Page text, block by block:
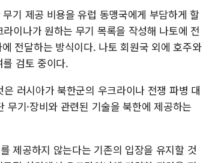
기 제공 비용을 유럽 동맹국에게 부담하게 할
이나가 원하는 무기 목록을 작성해 나토에 전
전달하는 방식이다. 나토 회원국 외에 호주와
검토 중이다.
러시아가 북한군의 우크라이나 전쟁 파병 대
무기·장비와 관련된 기술을 북한에 제공하는
제공하지 않는다는 기존의 입장을 유지할 것